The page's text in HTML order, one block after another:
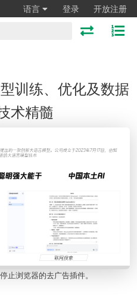
语言 登录 开放注册
训练、优化及数据
术精髓
止浏览器的去广告插件。